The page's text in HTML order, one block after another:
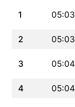
1 05:03
2 05:03
3 05:04
4 05:04